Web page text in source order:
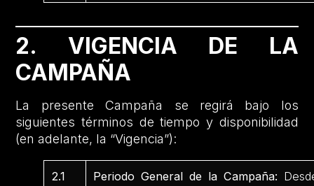
2. VIGENCIA DE LA
CAMPAÑA
La presente Campaña se regirá bajo los
siguientes términos de tiempo y disponibilidad
(en adelante, la “Vigencia”):
2.1 Periodo General de la Campaña: